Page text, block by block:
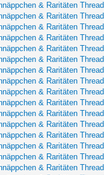
& Raritäten Thread
& Raritäten Thread
& Raritäten Thread
& Raritäten Thread
& Raritäten Thread
& Raritäten Thread
& Raritäten Thread
& Raritäten Thread
& Raritäten Thread
& Raritäten Thread
& Raritäten Thread
& Raritäten Thread
& Raritäten Thread
& Raritäten Thread
& Raritäten Thread
& Raritäten Thread